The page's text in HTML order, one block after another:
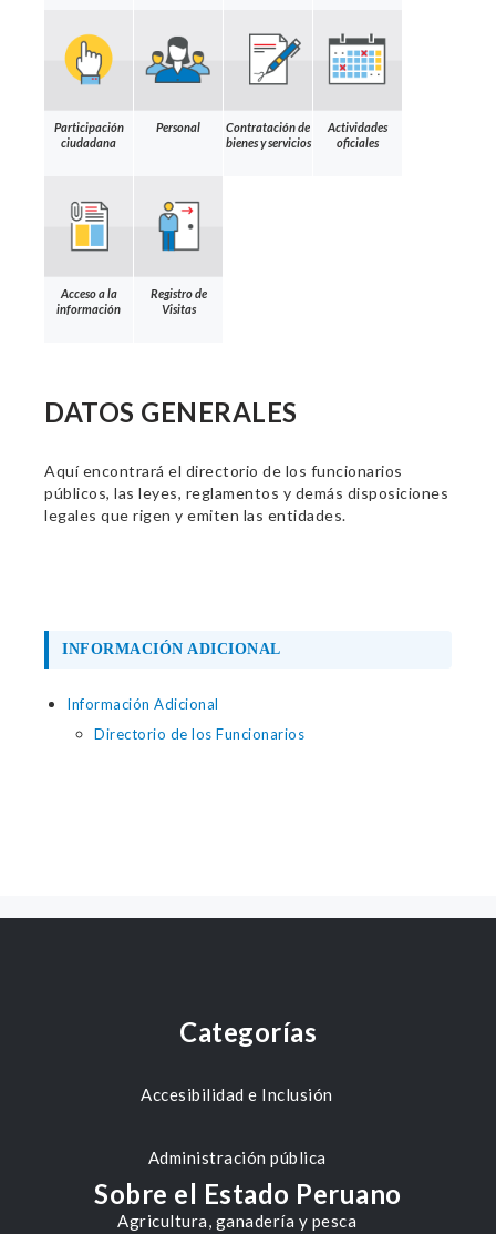
Participación
ciudadana
Personal
Contratación de
bienes y servicios
Actividades
oficiales
Acceso a la
información
Registro de
Visitas
DATOS GENERALES
Aquí encontrará el directorio de los funcionarios
públicos, las leyes, reglamentos y demás disposiciones
legales que rigen y emiten las entidades.
INFORMACIÓN ADICIONAL
Información Adicional
Directorio de los Funcionarios
Categorías
Accesibilidad e Inclusión
Administración pública
Agricultura, ganadería y pesca
Sobre el Estado Peruano